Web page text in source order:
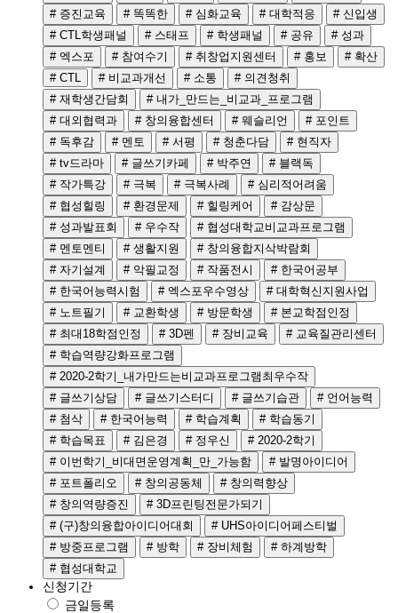
# 증진교육
# 똑똑한 # 심화교육 # 대학적응
# 신입생
# CTL학생패널
# 스태프 # 학생패널 # 공유
# 성과
# 엑스포
# 참여수기 # 취창업지원센터 # 홍보
# 확산
# CTL
# 비교과개선 # 소통
# 의견청취
# 재학생간담회
# 내가_만드는_비교과_프로그램
# 대외협력과
# 창의융합센터 # 웨슬리언
# 포인트
# 독후감
# 멘토 # 서평 # 청춘다담
# 현직자
# tv드라마
# 글쓰기카페 # 박주연
# 블랙독
# 작가특강
# 극복 # 극복사례
# 심리적어려움
# 협성힐링
# 환경문제 # 힐링케어
# 감상문
# 성과발표회
# 우수작
# 협성대학교비교과프로그램
# 멘토멘티
# 생활지원
# 창의융합지삭박람회
# 자기설계
# 악필교정 # 작품전시
# 한국어공부
# 한국어능력시험
# 엑스포우수영상
# 대학혁신지원사업
# 노트필기
# 교환학생 # 방문학생
# 본교학점인정
# 최대18학점인정
# 3D펜 # 장비교육
# 교육질관리센터
# 학습역량강화프로그램
# 2020-2학기_내가만드는비교과프로그램최우수작
# 글쓰기상담
# 글쓰기스터디 # 글쓰기습관
# 언어능력
# 첨삭
# 한국어능력 # 학습계획
# 학습동기
# 학습목표
# 김은경 # 정우신
# 2020-2학기
# 이번학기_비대면운영계획_만_가능함
# 발명아이디어
# 포트폴리오
# 창의공동체
# 창의력향상
# 창의역량증진
# 3D프린팅전문가되기
# (구)창의융합아이디어대회
# UHS아이디어페스티벌
# 방중프로그램
# 방학 # 장비체험
# 하계방학
# 협성대학교
신청기간
금일등록